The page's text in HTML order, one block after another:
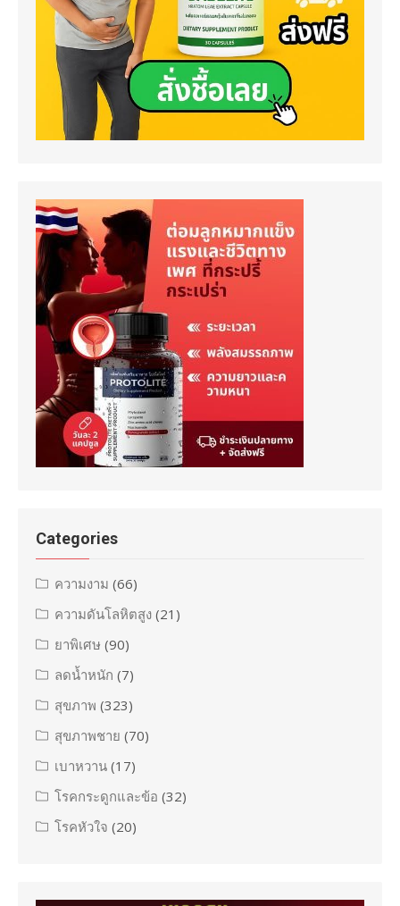
Categories
ความงาม (66)
ความดันโลหิตสูง (21)
ยาพิเศษ (90)
ลดน้ำหนัก (7)
สุขภาพ (323)
สุขภาพชาย (70)
เบาหวาน (17)
โรคกระดูกและข้อ (32)
โรคหัวใจ (20)